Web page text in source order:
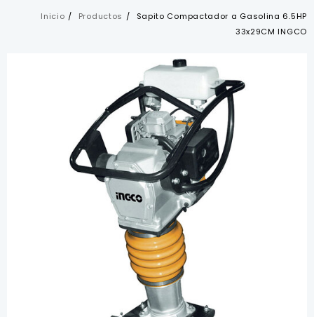
Inicio Productos
Sapito Compactador a Gasolina 6.5HP
33x29CM INGCO